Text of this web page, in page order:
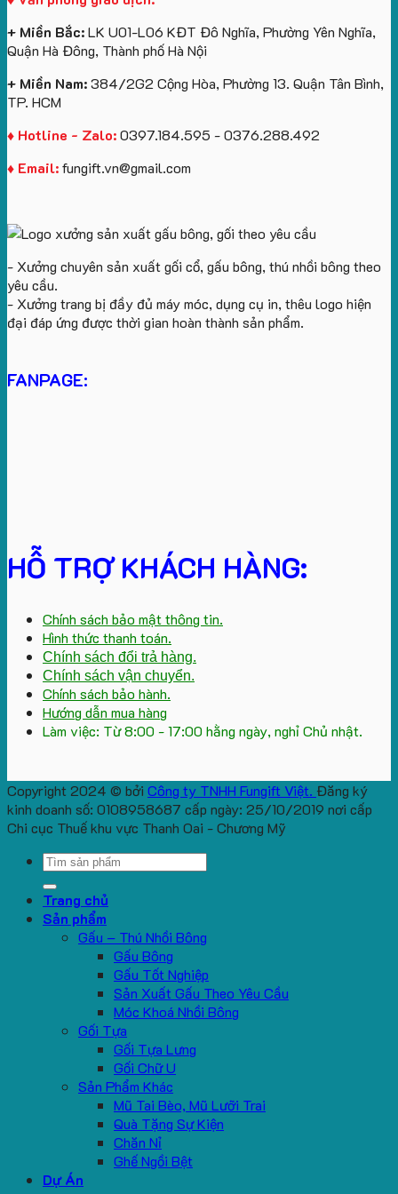
theo
cầu
+ Miền Bắc:LK U01-L06 KĐT Đô Nghĩa, Phường Yên Nghĩa,
Quận Hà Đông, Thành phố Hà Nội
+ Miền Nam:384/2G2 Cộng Hòa, Phường 13. Quận Tân Bình,
TP. HCM
♦ Hotline - Zalo:0397.184.595 - 0376.288.492
♦ Email:fungift.vn@gmail.com
- Xưởng chuyên sản xuất gối cổ, gấu bông, thú nhồi bông theo
yêu cầu.
- Xưởng trang bị đầy đủ máy móc, dụng cụ in, thêu logo hiện
đại đáp ứng được thời gian hoàn thành sản phẩm.
FANPAGE:
HỖ TRỢ KHÁCH HÀNG:
Chính sách bảo mật thông tin.
Hình thức thanh toán.
Chính sách đổi trả hàng.
Chính sách vận chuyển.
Chính sách bảo hành.
Hướng dẫn mua hàng
Làm việc: Từ 8:00 - 17:00 hằng ngày, nghỉ Chủ nhật.
Copyright 2024 © bởi Công ty TNHH Fungift Việt. Đăng ký
kinh doanh số: 0108958687 cấp ngày: 25/10/2019 nơi cấp
Chi cục Thuế khu vực Thanh Oai - Chương Mỹ
Search
Trang chủ
Sản phẩm
Gấu – Thú Nhồi Bông
Gấu Bông
Gấu Tốt Nghiệp
Sản Xuất Gấu Theo Yêu Cầu
Móc Khoá Nhồi Bông
Gối Tựa
Gối Tựa Lưng
Gối Chữ U
Sản Phẩm Khác
Mũ Tai Bèo, Mũ Lưỡi Trai
Quà Tặng Sự Kiện
Chăn Nỉ
Ghế Ngồi Bệt
Dự Án